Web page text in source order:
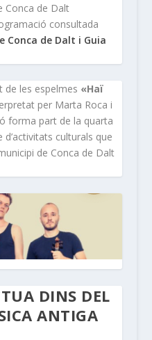
Conca de Dalt
consultada
Conca de Dalt i Guia
de les espelmes «Haï
per Marta Roca i
forma part de la quarta
d’activitats culturals que
de Conca de Dalt
DINS DEL
ANTIGA